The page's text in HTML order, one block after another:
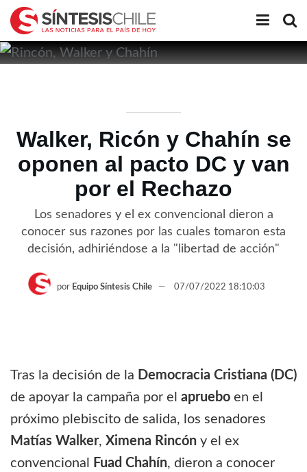
Walker, Ricón y Chahín se
oponen al pacto DC y van
por el Rechazo
Los senadores y el ex convencional dieron a
conocer sus razones por las cuales tomaron esta
decisión, adhiriéndose a la "libertad de acción"
por Equipo Síntesis Chile 07/07/2022 18:10:03
Tras la decisión de la Democracia Cristiana (DC)
de apoyar la campaña por el apruebo en el
próximo plebiscito de salida, los senadores
Matías Walker, Ximena Rincón y el ex
convencional
Fuad Chahín, dieron a conocer